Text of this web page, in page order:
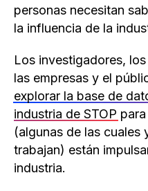
personas necesitan
la influencia de la
Los investigadores,
las empresas y el
explorar la base de
industria de STOP
(algunas de las cuales
trabajan) están
industria.